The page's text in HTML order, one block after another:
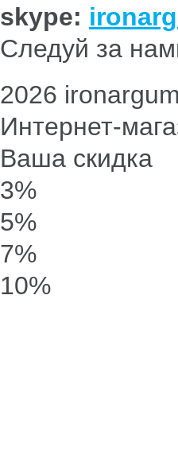
skype:
Следуй за
2026
Интернет-
Ваша скидка
3%
5%
7%
10%